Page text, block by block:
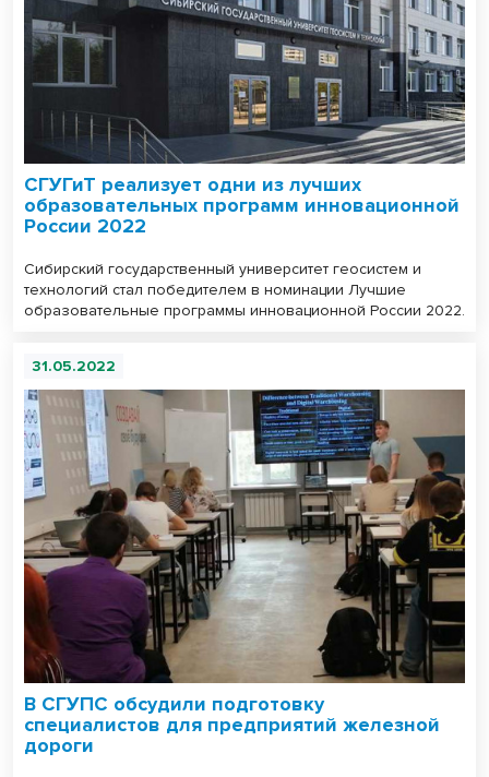
СГУГиТ реализует одни из лучших
образовательных программ инновационной
России 2022
Сибирский государственный университет геосистем и
технологий стал победителем в номинации Лучшие
образовательные программы инновационной России 2022.
31.05.2022
В СГУПС обсудили подготовку
специалистов для предприятий железной
дороги